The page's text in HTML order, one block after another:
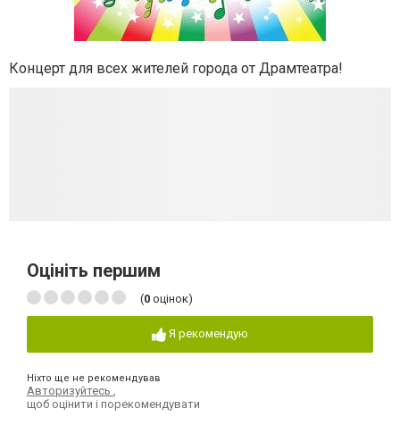
Концерт для всех жителей города от Драмтеатра!
Оцініть першим
(0 оцінок)
Я рекомендую
Ніхто ще не рекомендував
Авторизуйтесь
щоб оцінити і порекомендувати